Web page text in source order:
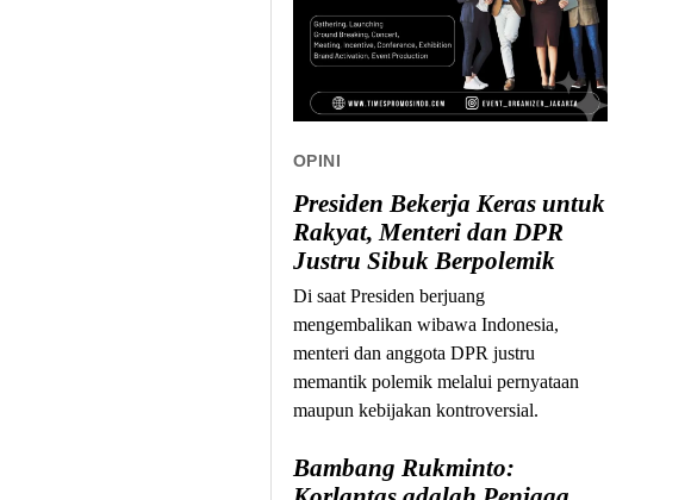
OPINI
Presiden Bekerja Keras untuk
Rakyat, Menteri dan DPR
Justru Sibuk Berpolemik
Di saat Presiden berjuang
mengembalikan wibawa Indonesia,
menteri dan anggota DPR justru
memantik polemik melalui pernyataan
maupun kebijakan kontroversial.
Bambang Rukminto: